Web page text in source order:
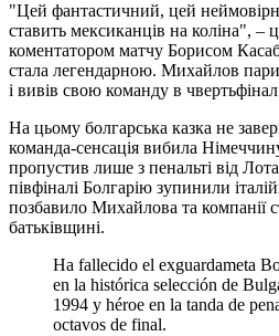
"Цей фантастичний, цей
ставить мексиканців на коліна", –
коментатором матчу Борисом
стала легендарною. Михайлов
і вивів свою команду в чвертьфінал
На цьому болгарська казка не
команда-сенсація вибила
пропустив лише з пенальті від
півфіналі Болгарію зупинили
позбавило Михайлова та компанії
батьківщині.
Ha fallecido el exguardameta
en la histórica selección de
1994 y héroe en la tanda de
octavos de final.